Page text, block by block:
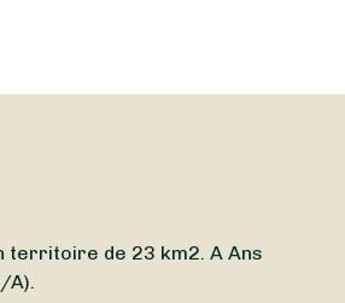
territoire de 23 km2. A Ans
A).